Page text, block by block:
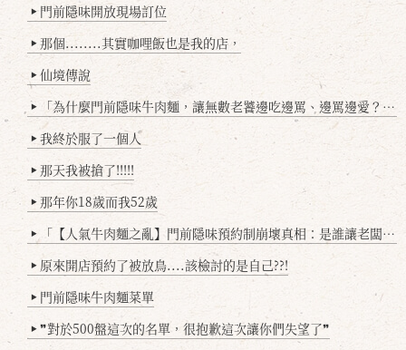
▶ 門前隱味開放現場訂位
▶ 那個........其實咖哩飯也是我的店，
▶ 仙境傳說
▶ 「為什麼門前隱味牛肉麵，讓無數老饕邊吃邊罵、邊罵邊愛？小辣雞揭密！」
▶ 我終於服了一個人
▶ 那天我被搶了!!!!!
▶ 那年你18歲而我52歲
▶ 「【人氣牛肉麵之亂】門前隱味預約制崩壞真相：是誰讓老闆心灰意冷？」
▶ 原來開店預約了被放鳥....該檢討的是自己??!
▶ 門前隱味牛肉麵菜單
▶ ❞對於500盤這次的名單，很抱歉這次讓你們失望了❞